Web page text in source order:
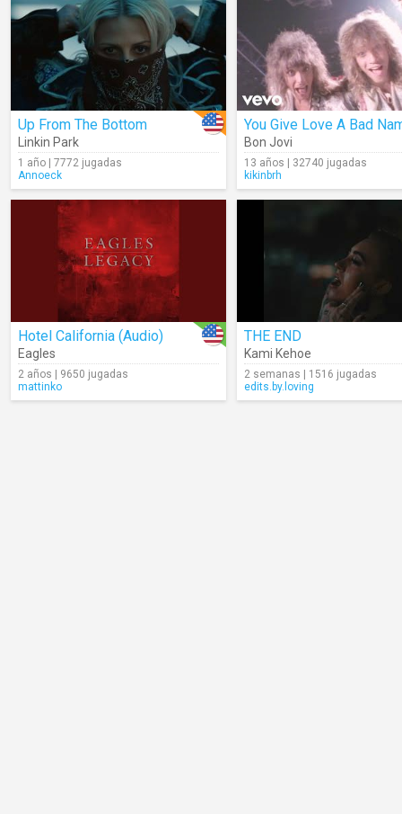
Up From The Bottom
Linkin Park
1 año | 7772 jugadas
Annoeck
You Give Love A Bad
Bon Jovi
13 años | 32740 jugadas
kikinbrh
Hotel California (Audio)
Eagles
2 años | 9650 jugadas
mattinko
THE END
Kami Kehoe
2 semanas | 1516 jugadas
edits.by.loving